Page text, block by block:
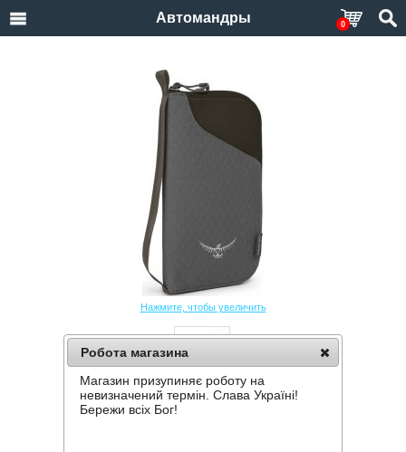
Автомандры 0
Нажмите, чтобы увеличить
КОШЕЛЕК OSPREY DOCUMENT ZIP WALLET
Робота магазина
Магазин призупиняє роботу на
невизначений термін. Слава Україні!
Бережи всіх Бог!